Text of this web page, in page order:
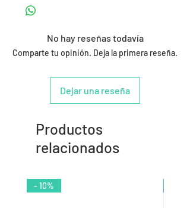
No hay reseñas todavía
Comparte tu opinión. Deja la primera reseña.
Dejar una reseña
Productos
relacionados
- 10%